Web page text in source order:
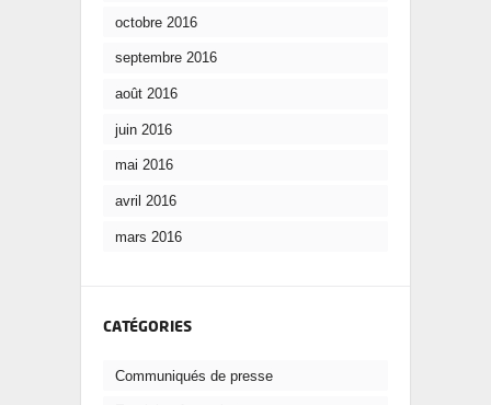
octobre 2016
septembre 2016
août 2016
juin 2016
mai 2016
avril 2016
mars 2016
CATÉGORIES
Communiqués de presse